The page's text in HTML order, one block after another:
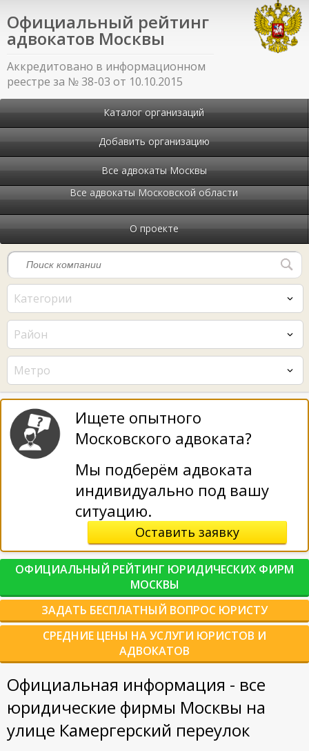
Официальный рейтинг
адвокатов Москвы
Аккредитовано в информационном
реестре за № 38-03 от 10.10.2015
Каталог организаций
Добавить организацию
Все адвокаты Москвы
Все адвокаты Московской области
О проекте
Категории
Район
Метро
Ищете опытного
Московского адвоката?
Мы подберём адвоката
индивидуально под вашу
ситуацию.
Оставить заявку
ОФИЦИАЛЬНЫЙ РЕЙТИНГ ЮРИДИЧЕСКИХ ФИРМ
МОСКВЫ
ЗАДАТЬ БЕСПЛАТНЫЙ ВОПРОС ЮРИСТУ
СРЕДНИЕ ЦЕНЫ НА УСЛУГИ ЮРИСТОВ И
АДВОКАТОВ
Официальная информация - все
юридические фирмы Москвы на
улице Камергерский переулок